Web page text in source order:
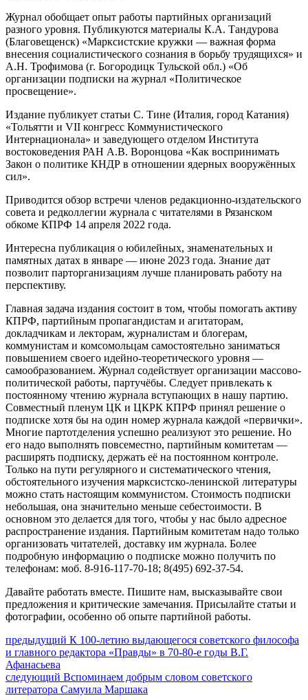
Журнал обобщает опыт работы партийных организаций
разного уровня. Публикуются материалы К.А. Тандурова
(Благовещенск) «Марксистские кружки — важная форма
внесения социалистического сознания в борьбу трудящихся» и
А.Н. Трофимова (г. Богородицк Тульской обл.) «Об
организации подписки на журнал «Политическое
просвещение».
Издание публикует статьи С. Тине (Италия, город Катания)
«Тольятти и VII конгресс Коммунистического
Интернационала» и заведующего отделом Института
востоковедения РАН А.В. Воронцова «Как воспринимать
Закон о политике КНДР в отношении ядерных вооружённых
сил».
Приводится обзор встречи членов редакционно-издательского
совета и редколлегии журнала с читателями в Рязанском
обкоме КПРФ 14 апреля 2022 года.
Интересна публикация о юбилейных, знаменательных и
памятных датах в январе — июне 2023 года. Знание дат
позволит парторганизациям лучше планировать работу на
перспективу.
Главная задача издания состоит в том, чтобы помогать активу
КПРФ, партийным пропагандистам и агитаторам,
докладчикам и лекторам, журналистам и блогерам,
коммунистам и комсомольцам самостоятельно заниматься
повышением своего идейно-теоретического уровня —
самообразованием. Журнал содействует организации массово-
политической работы, партучёбы. Следует привлекать к
постоянному чтению журнала вступающих в нашу партию.
Совместный пленум ЦК и ЦКРК КПРФ принял решение о
подписке хотя бы на один номер журнала каждой «первички».
Многие партотделения успешно реализуют это решение. Но
его надо выполнять повсеместно, партийным комитетам —
расширять подписку, держать её на постоянном контроле.
Только на пути регулярного и систематического чтения,
обстоятельного изучения марксистско-ленинской литературы
можно стать настоящим коммунистом. Стоимость подписки
небольшая, она значительно меньше себестоимости. В
основном это делается для того, чтобы у нас было адресное
распространение издания. Партийным комитетам надо только
организовать читателей, доставку им журнала. Более
подробную информацию о подписке можно получить по
телефонам: моб. 8-916-117-70-18; 8(495) 692-37-54.
Давайте работать вместе. Пишите нам, высказывайте свои
предложения и критические замечания. Присылайте статьи и
фотографии, особенно об опыте партийной работы.
Навигация
по
записям
предыдущий Предыдущий
пост:
К 100-летию выдающегося советского философа
и главного редактора «Правды» в 70-80-е годы В.Г.
Афанасьева
следующий Следующее
сообщение:
Вспоминаем добрым словом советского
литератора Самуила Маршака